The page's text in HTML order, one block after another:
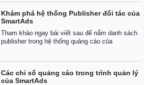
Tiêu dùng
Tỷ giá
Giá cà phê
Khám phá hệ thống Publisher đối tác của
SmartAds
Tham khảo ngay bài viết sau để nắm danh sách
publisher trong hệ thống quảng cáo của
Các chỉ số quảng cáo trong trình quản lý
của SmartAds